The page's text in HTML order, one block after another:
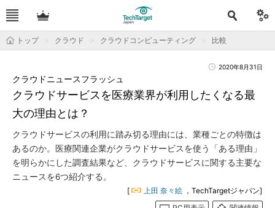
トップ クラウド クラウドコンピューティング 比較
2020年8月31日
クラウドサービスを医療業界が利用したくなる最
大の理由とは？
クラウドニュースフラッシュ
クラウドサービスの利用に踏み切る理由には、業種ごとの特徴は
あるのか。医療関連企業がクラウドサービスを使う「ある理由」
を明らかにした調査結果など、クラウドサービスに関する主要な
ニュースを6つ紹介する。
[ 上田 奈々絵 ，TechTargetジャパン]